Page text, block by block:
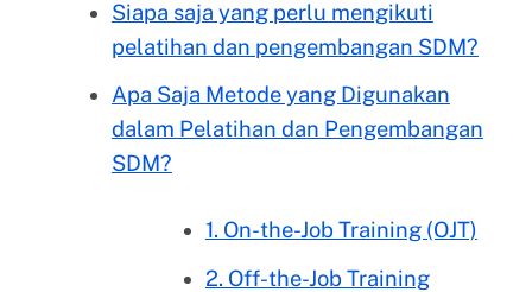
Siapa saja yang perlu mengikuti
pelatihan dan pengembangan SDM?
Apa Saja Metode yang Digunakan
dalam Pelatihan dan Pengembangan
SDM?
1. On-the-Job Training (OJT)
2. Off-the-Job Training